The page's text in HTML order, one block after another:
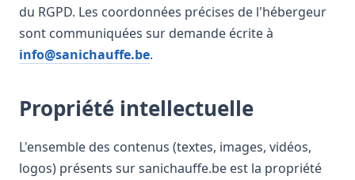
du RGPD. Les coordonnées précises de l'hébergeur
sont communiquées sur demande écrite à
info@sanichauffe.be.
Propriété intellectuelle
L'ensemble des contenus (textes, images, vidéos,
logos) présents sur sanichauffe.be est la propriété